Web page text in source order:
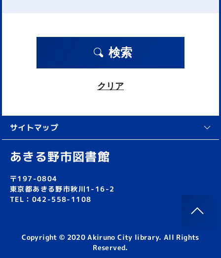
検索
クリア
サイトマップ
あきる野市図書館
〒197-0804
東京都あきる野市秋川1-16-2
TEL：042-558-1108
Copyright © 2020 Akiruno City library. All Rights
Reserved.